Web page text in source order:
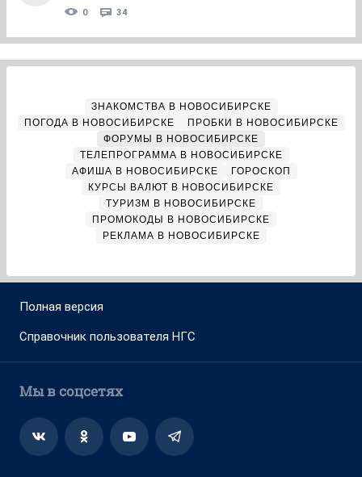
0 34
ЗНАКОМСТВА В НОВОСИБИРСКЕ
ПОГОДА В НОВОСИБИРСКЕ
ПРОБКИ В НОВОСИБИРСКЕ
ФОРУМЫ В НОВОСИБИРСКЕ
ТЕЛЕПРОГРАММА В НОВОСИБИРСКЕ
АФИША В НОВОСИБИРСКЕ
ГОРОСКОП
КУРСЫ ВАЛЮТ В НОВОСИБИРСКЕ
ТУРИЗМ В НОВОСИБИРСКЕ
ПРОМОКОДЫ В НОВОСИБИРСКЕ
РЕКЛАМА В НОВОСИБИРСКЕ
Полная версия
Справочник пользователя НГС
Мы в соцсетях